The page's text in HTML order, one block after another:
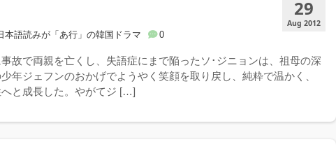
29
Aug 2012
本語読みが「あ行」の韓国ドラマ 0
事故で両親を亡くし、失語症にまで陥ったソ･ジニョンは、祖母の深
年ジェフンのおかげでようやく笑顔を取り戻し、純粋で温かく、
と成長した。やがてジ […]